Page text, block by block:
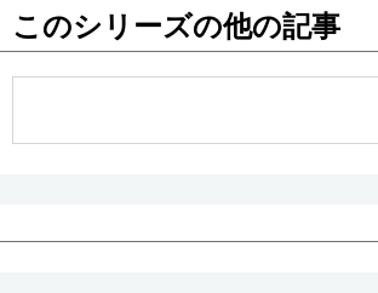
東京
このシリーズの他の記事